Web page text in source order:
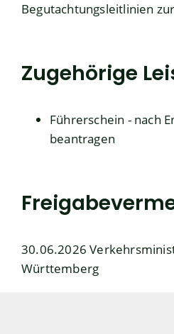
Begutachtungsleitlinien
Zugehörige
Führerschein - nach
beantragen
30.06.2026
Württemberg